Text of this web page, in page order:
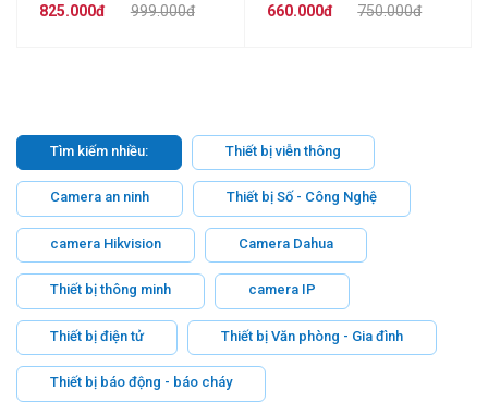
999.000đ
825.000đ
750.000đ
660.000đ
Tìm kiếm nhiều: Thiết bị viễn thông
Camera an ninh Thiết bị Số - Công Nghệ
camera Hikvision Camera Dahua
Thiết bị thông minh camera IP
Thiết bị điện tử Thiết bị Văn phòng - Gia đình
Thiết bị báo động - báo cháy